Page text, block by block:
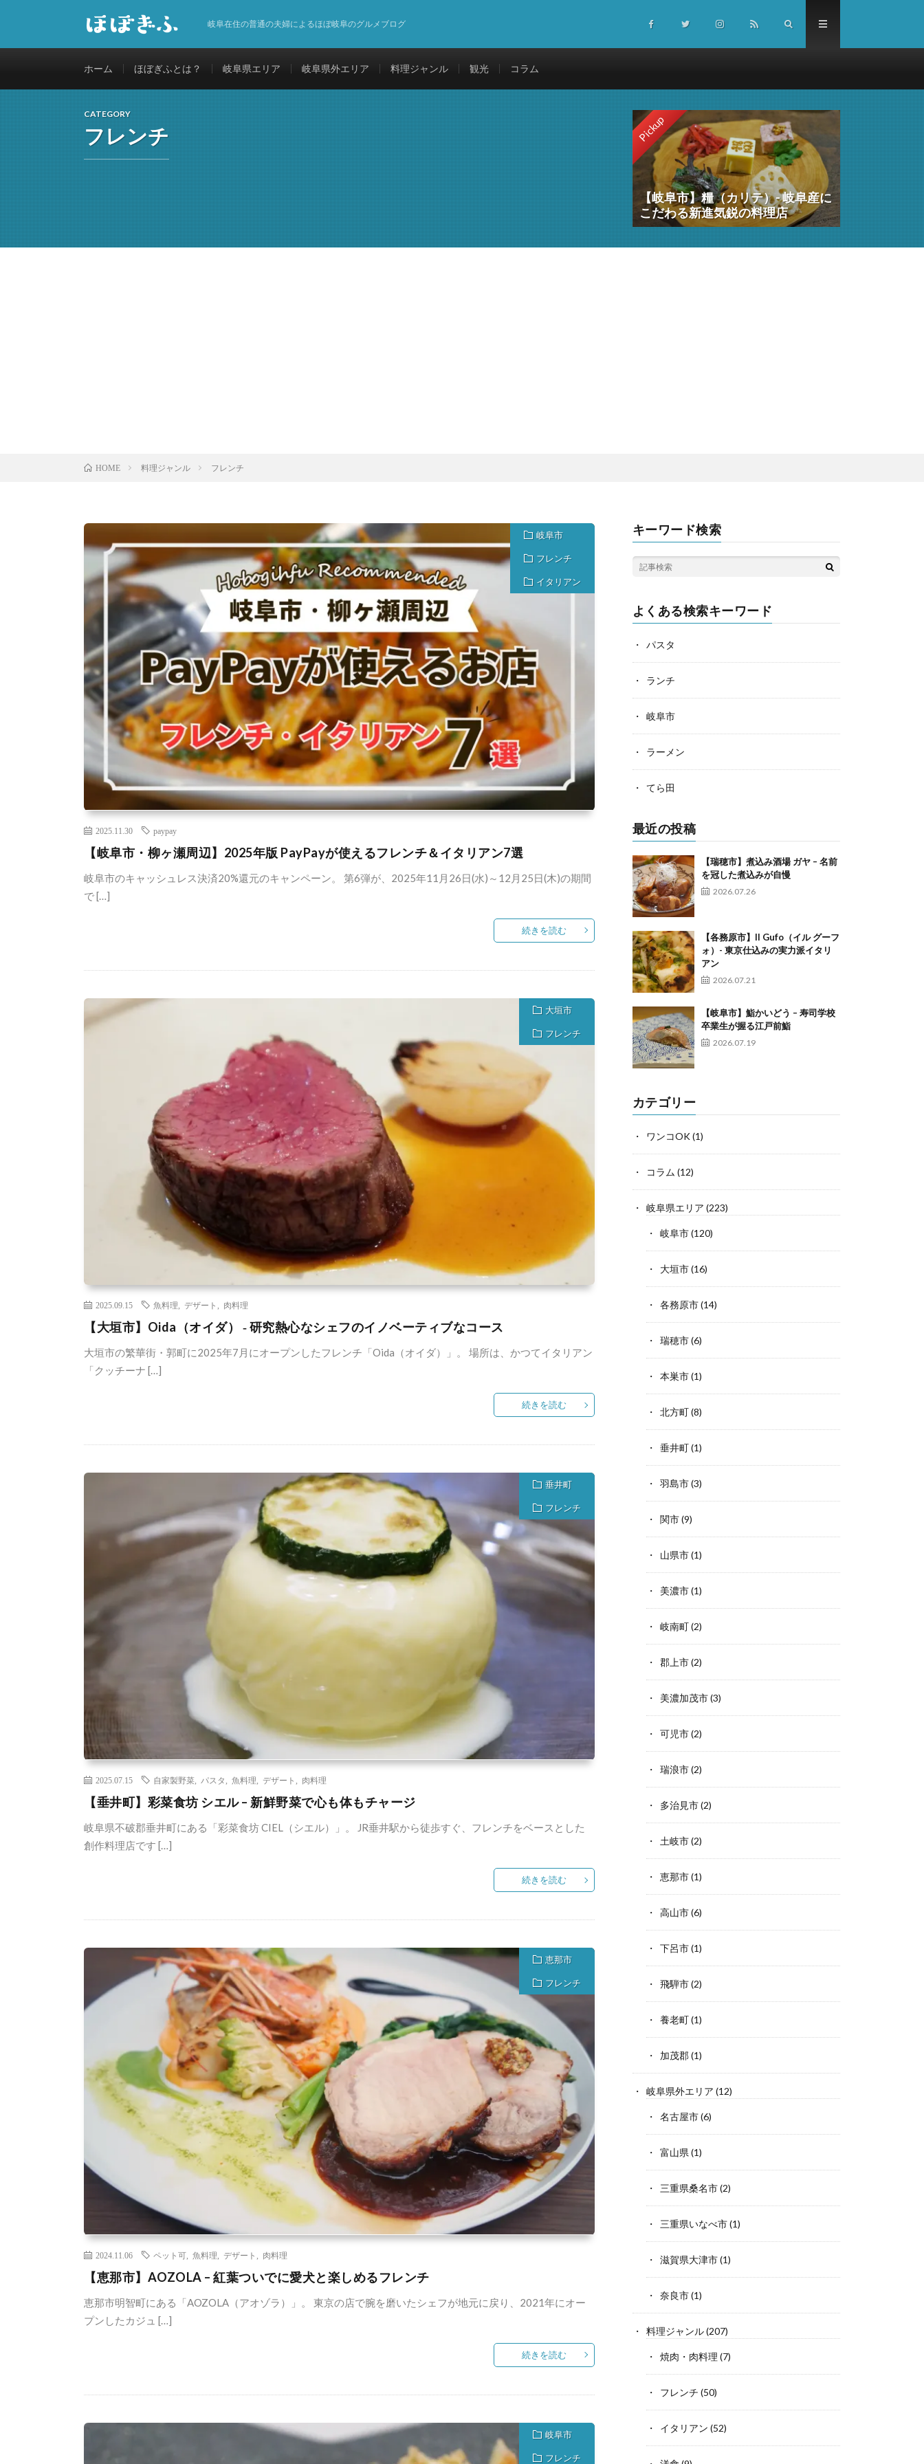
岐阜在住の普通の夫婦によるほぼ岐阜のグルメブログ
ホーム ほぼぎふとは？ 岐阜県エリア 岐阜県外エリア 料理ジャンル 観光 コラム
CATEGORY
フレンチ Pickup
【岐阜市】糧（カリテ）- 岐阜産に
こだわる新進気鋭の料理店
HOME 料理ジャンル フレンチ
岐阜市
フレンチ
イタリアン
2025.11.30 paypay
【岐阜市・柳ヶ瀬周辺】2025年版 PayPayが使えるフレンチ＆イタリアン7選
岐阜市のキャッシュレス決済20%還元のキャンペーン。 第6弾が、2025年11月26日(水)～12月25日(木)の期間
で […]
続きを読む
大垣市
フレンチ
2025.09.15 魚料理 デザート 肉料理
【大垣市】Oida（オイダ） ‐ 研究熱心なシェフのイノベーティブなコース
大垣市の繁華街・郭町に2025年7月にオープンしたフレンチ「Oida（オイダ）」。 場所は、かつてイタリアン
「クッチーナ […]
続きを読む
垂井町
フレンチ
2025.07.15 自家製野菜 パスタ 魚料理 デザート 肉料理
【垂井町】彩菜食坊 シエル – 新鮮野菜で心も体もチャージ
岐阜県不破郡垂井町にある「彩菜食坊 CIEL（シエル）」。 JR垂井駅から徒歩すぐ、フレンチをベースとした
創作料理店です […]
続きを読む
恵那市
フレンチ
2024.11.06 ペット可 魚料理 デザート 肉料理
【恵那市】AOZOLA – 紅葉ついでに愛犬と楽しめるフレンチ
恵那市明智町にある「AOZOLA（アオゾラ）」。 東京の店で腕を磨いたシェフが地元に戻り、2021年にオー
プンしたカジュ […]
続きを読む
岐阜市
フレンチ
キーワード検索
よくある検索キーワード
パスタ
ランチ
岐阜市
ラーメン
てら田
最近の投稿
【瑞穂市】煮込み酒場 ガヤ – 名前
を冠した煮込みが自慢
2026.07.26
【各務原市】Il Gufo（イル グーフ
ォ）- 東京仕込みの実力派イタリ
アン
2026.07.21
【岐阜市】鮨かいどう – 寿司学校
卒業生が握る江戸前鮨
2026.07.19
カテゴリー
ワンコOK(1)
コラム (12)
岐阜県エリア (223)
岐阜市(120)
大垣市(16)
各務原市(14)
瑞穂市(6)
本巣市(1)
北方町(8)
垂井町(1)
羽島市(3)
関市(9)
山県市(1)
美濃市(1)
岐南町(2)
郡上市(2)
美濃加茂市(3)
可児市(2)
瑞浪市(2)
多治見市(2)
土岐市(2)
恵那市(1)
高山市(6)
下呂市(1)
飛騨市(2)
養老町(1)
加茂郡(1)
岐阜県外エリア (12)
名古屋市(6)
富山県 (1)
三重県桑名市(2)
三重県いなべ市(1)
滋賀県大津市(1)
奈良市(1)
料理ジャンル(207)
焼肉・肉料理 (7)
フレンチ (50)
イタリアン (52)